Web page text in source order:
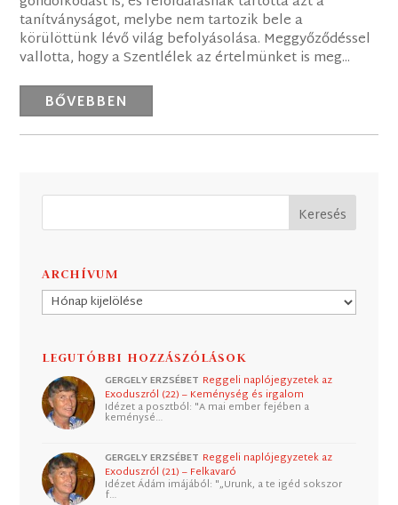
tanítványságot, melybe nem tartozik bele a
körülöttünk lévő világ befolyásolása. Meggyőződéssel
vallotta, hogy a Szentlélek az értelmünket is meg...
BŐVEBBEN
ARCHÍVUM
Archívum
LEGUTÓBBI HOZZÁSZÓLÁSOK
GERGELY ERZSÉBET Reggeli naplójegyzetek az
Exoduszról (22) – Keménység és irgalom
Idézet a posztból: "A mai ember fejében a
keménysé…
GERGELY ERZSÉBET Reggeli naplójegyzetek az
Exoduszról (21) – Felkavaró
Idézet Ádám imájából: "„Urunk, a te igéd sokszor
f…